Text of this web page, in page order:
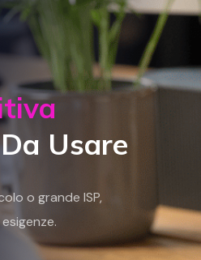
Usare
o grande ISP,